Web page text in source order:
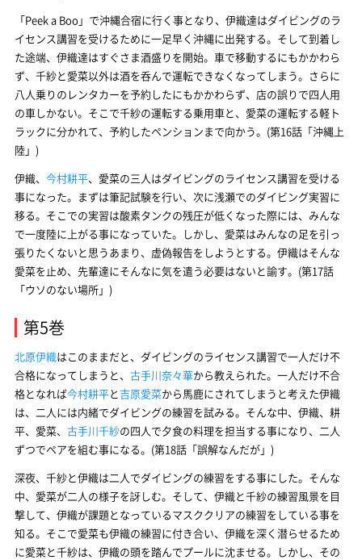
「Peek a Boo」で沖縄合宿に行く事となり、伊織達はダイビングのラ
イセンス講習を受けるために一足早く沖縄に出発する。そして到着し
た途端、伊織達はすぐさま酒盛りを開始。車で移動するにもかかわら
ず、千紗と愛菜以外は酒を呑んで運転できなくなってしまう。さらに
八人乗りのレンタカーを予約したにもかかわらず、店の誤りで四人用
の車しかない。そこで千紗の運転する乗用車と、愛菜の運転する軽ト
ラックに分かれて、予約したペンションまで向かう。(第16話「沖縄上
陸」)
伊織、 今村耕平、愛菜の三人はダイビングのライセンス講習を受ける
事になった。まずは筆記試験を行い、次に浅瀬でのダイビング実習に
移る。そこでの実習は酸素タンクの残圧が低くなった際には、みんな
で一度陸に上がる事になっていた。しかし、愛菜はみんなの足を引っ
張りたくないと思うあまり、虚偽報告をしようとする。伊織はそんな
愛菜を止め、先輩達にそんなに気を遣う必要はないと諭す。(第17話
「ウソのない場所」)
第5巻
北原伊織はこのままだと、ダイビングのライセンス講習で一人だけ不
合格になってしまうと、 古手川奈々華から教えられた。一人だけ不合
格となれば今村耕平と吉原愛菜から馬鹿にされてしまうと考えた伊織
は、二人には内緒でダイビングの練習を試みる。そんな中、伊織、耕
平、愛菜、 古手川千紗の四人で夕食の料理を担当する事になり、二人
ずつでペアを組む事になる。(第18話「誤解なんだが」)
深夜、千紗と伊織は二人でダイビングの練習をする事にした。そんな
中、愛菜が二人の様子を訝しむ。そして、伊織と千紗の練習風景を目
撃して、伊織が課題となっているマスククリアの練習をしている事を
知る。そこで愛菜も伊織の練習に付き合い、伊織を深く潜らせるため
に愛菜と千紗は、伊織の頭を踏んでプールに沈ませる。しかし、その